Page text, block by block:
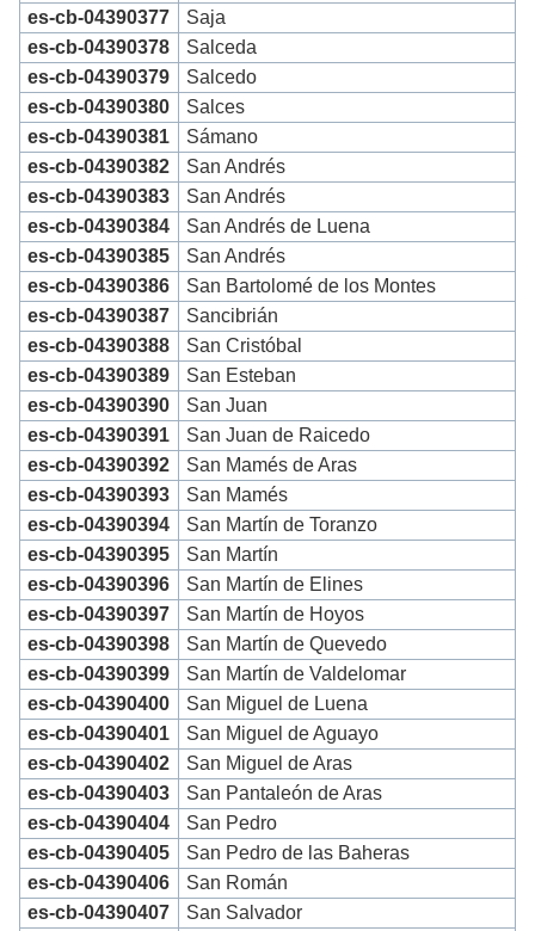
es-cb-04390377
Saja
es-cb-04390378
Salceda
es-cb-04390379
Salcedo
es-cb-04390380
Salces
es-cb-04390381
Sámano
es-cb-04390382
San Andrés
es-cb-04390383
San Andrés
es-cb-04390384
San Andrés de Luena
es-cb-04390385
San Andrés
es-cb-04390386
San Bartolomé de los Montes
es-cb-04390387
Sancibrián
es-cb-04390388
San Cristóbal
es-cb-04390389
San Esteban
es-cb-04390390
San Juan
es-cb-04390391
San Juan de Raicedo
es-cb-04390392
San Mamés de Aras
es-cb-04390393
San Mamés
es-cb-04390394
San Martín de Toranzo
es-cb-04390395
San Martín
es-cb-04390396
San Martín de Elines
es-cb-04390397
San Martín de Hoyos
es-cb-04390398
San Martín de Quevedo
es-cb-04390399
San Martín de Valdelomar
es-cb-04390400
San Miguel de Luena
es-cb-04390401
San Miguel de Aguayo
es-cb-04390402
San Miguel de Aras
es-cb-04390403
San Pantaleón de Aras
es-cb-04390404
San Pedro
es-cb-04390405
San Pedro de las Baheras
es-cb-04390406
San Román
es-cb-04390407
San Salvador